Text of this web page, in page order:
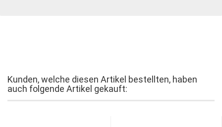
Kunden, welche diesen Artikel bestellten, haben
auch folgende Artikel gekauft: